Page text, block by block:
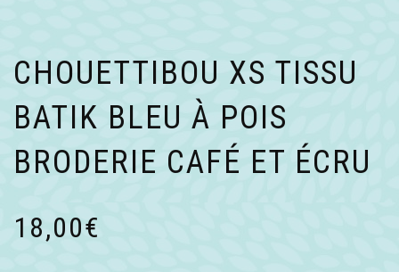
CHOUETTIBOU XS TISSU
BATIK BLEU À POIS
BRODERIE CAFÉ ET ÉCRU
18,00€